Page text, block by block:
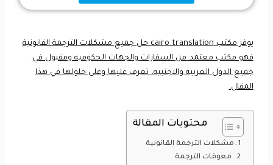
يوفر مكتب cairo translation حل جميع مشكلات الترجمة القانونية
فهو مكتب معتمد من السفارات والجهات الحكوميه ومقبول في
جميع الدول العربيه والاجنبيه، تعرف عليها وعلى حلولها في هذا
المقال.
محتويات المقالة
مشكلات الترجمة القانونية
معوقات الترجمة